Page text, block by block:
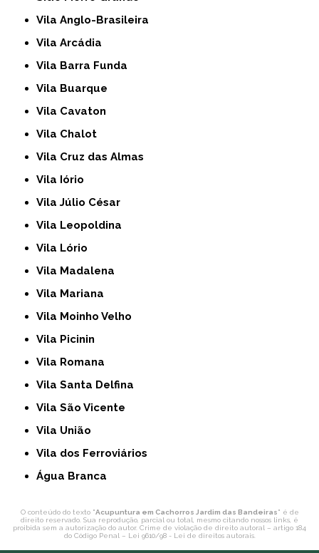
Vila Anglo-Brasileira
Vila Arcádia
Vila Barra Funda
Vila Buarque
Vila Cavaton
Vila Chalot
Vila Cruz das Almas
Vila Iório
Vila Júlio César
Vila Leopoldina
Vila Lório
Vila Madalena
Vila Mariana
Vila Moinho Velho
Vila Picinin
Vila Romana
Vila Santa Delfina
Vila São Vicente
Vila União
Vila dos Ferroviários
Água Branca
O conteúdo do texto "Acupuntura em Cachorros Jardim das Bandeiras" é de
direito reservado. Sua reprodução, parcial ou total, mesmo citando nossos links, é
proibida sem a autorização do autor. Crime de violação de direito autoral – artigo 184
do Código Penal – Lei 9610/98 - Lei de direitos autorais.